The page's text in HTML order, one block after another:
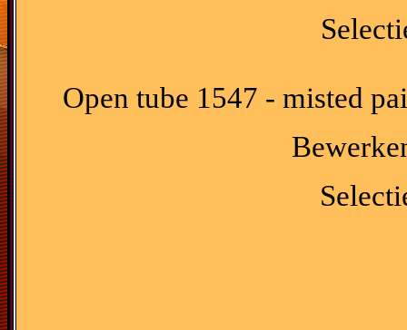
Open tube 1547 - misted